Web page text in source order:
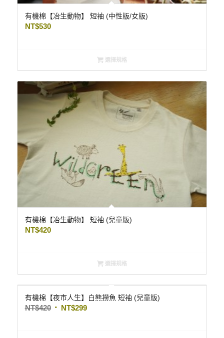
有機棉【冶生動物】 短袖 (中性版/女版)
NT$530
選擇規格
有機棉【冶生動物】 短袖 (兒童版)
NT$420
選擇規格
有機棉【夜市人生】白熊撈魚 短袖 (兒童版)
NT$420 NT$299